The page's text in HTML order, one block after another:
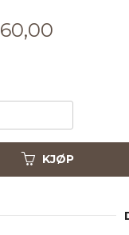
60,00
KJØP